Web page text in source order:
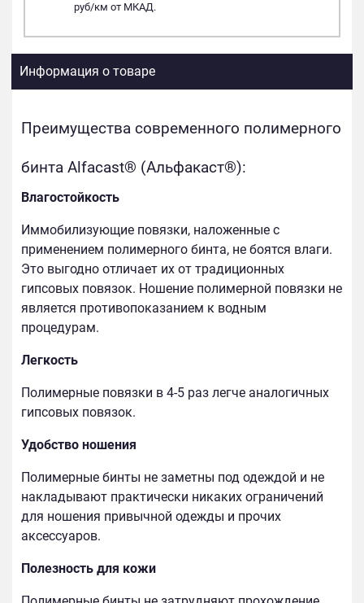
руб/км от МКАД.
Информация о товаре
Преимущества современного полимерного
бинта Alfacast® (Альфакаст®):
Влагостойкость
Иммобилизующие повязки, наложенные с
применением полимерного бинта, не боятся влаги.
Это выгодно отличает их от традиционных
гипсовых повязок. Ношение полимерной повязки не
является противопоказанием к водным
процедурам.
Легкость
Полимерные повязки в 4-5 раз легче аналогичных
гипсовых повязок.
Удобство ношения
Полимерные бинты не заметны под одеждой и не
накладывают практически никаких ограничений
для ношения привычной одежды и прочих
аксессуаров.
Полезность для кожи